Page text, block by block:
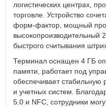
логистических центрах,
торговле. Устройство
форм-фактор, мощный
высокопроизводительный
быстрого считывания
Терминал оснащен 4 ГБ
памяти, работает под
обеспечивает стабильную
и учетных систем.
5.0 и NFC, сотрудники